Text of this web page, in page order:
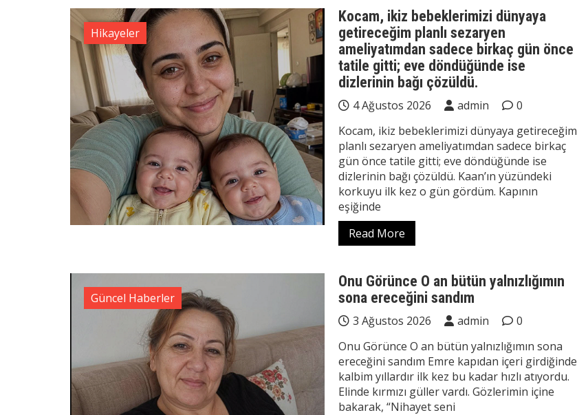
Hikayeler
Kocam, ikiz bebeklerimizi dünyaya
getireceğim planlı sezaryen
ameliyatımdan sadece birkaç gün önce
tatile gitti; eve döndüğünde ise
dizlerinin bağı çözüldü.
4 Ağustos 2026 admin
0
Kocam, ikiz bebeklerimizi dünyaya getireceğim
planlı sezaryen ameliyatımdan sadece birkaç
gün önce tatile gitti; eve döndüğünde ise
dizlerinin bağı çözüldü. Kaan’ın yüzündeki
korkuyu ilk kez o gün gördüm. Kapının
eşiğinde
Read More
Güncel Haberler
Onu Görünce O an bütün yalnızlığımın
sona ereceğini sandım
3 Ağustos 2026 admin
0
Onu Görünce O an bütün yalnızlığımın sona
ereceğini sandım Emre kapıdan içeri girdiğinde
kalbim yıllardır ilk kez bu kadar hızlı atıyordu.
Elinde kırmızı güller vardı. Gözlerimin içine
bakarak, “Nihayet seni